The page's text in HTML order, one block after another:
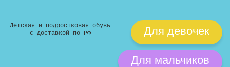
Детская и подростковая обувь
с доставкой по РФ
Для девочек
Для мальчиков